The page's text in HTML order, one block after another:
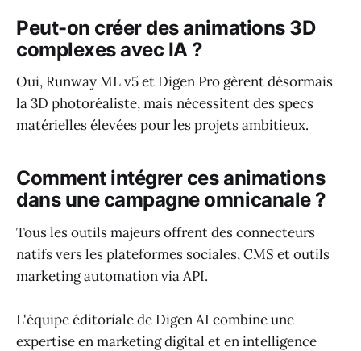
Peut-on créer des animations 3D
complexes avec IA ?
Oui, Runway ML v5 et Digen Pro gèrent désormais
la 3D photoréaliste, mais nécessitent des specs
matérielles élevées pour les projets ambitieux.
Comment intégrer ces animations
dans une campagne omnicanale ?
Tous les outils majeurs offrent des connecteurs
natifs vers les plateformes sociales, CMS et outils
marketing automation via API.
L'équipe éditoriale de Digen AI combine une
expertise en marketing digital et en intelligence